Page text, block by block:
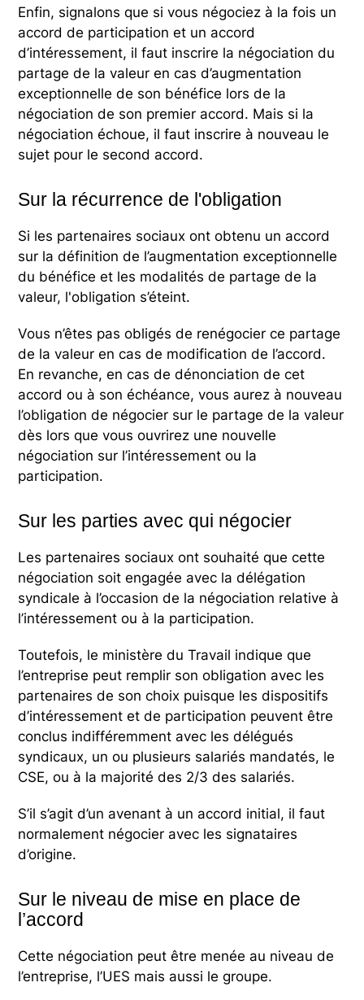
Enfin, signalons que si vous négociez à la fois un
accord de participation et un accord
d’intéressement, il faut inscrire la négociation du
partage de la valeur en cas d’augmentation
exceptionnelle de son bénéfice lors de la
négociation de son premier accord. Mais si la
négociation échoue, il faut inscrire à nouveau le
sujet pour le second accord.
Sur la récurrence de l'obligation
Si les partenaires sociaux ont obtenu un accord
sur la définition de l’augmentation exceptionnelle
du bénéfice et les modalités de partage de la
valeur, l'obligation s’éteint.
Vous n’êtes pas obligés de renégocier ce partage
de la valeur en cas de modification de l’accord.
En revanche, en cas de dénonciation de cet
accord ou à son échéance, vous aurez à nouveau
l’obligation de négocier sur le partage de la valeur
dès lors que vous ouvrirez une nouvelle
négociation sur l’intéressement ou la
participation.
Sur les parties avec qui négocier
Les partenaires sociaux ont souhaité que cette
négociation soit engagée avec la délégation
syndicale à l’occasion de la négociation relative à
l’intéressement ou à la participation.
Toutefois, le ministère du Travail indique que
l’entreprise peut remplir son obligation avec les
partenaires de son choix puisque les dispositifs
d’intéressement et de participation peuvent être
conclus indifféremment avec les délégués
syndicaux, un ou plusieurs salariés mandatés, le
CSE, ou à la majorité des 2/3 des salariés.
S’il s’agit d’un avenant à un accord initial, il faut
normalement négocier avec les signataires
d’origine.
Sur le niveau de mise en place de
l’accord
Cette négociation peut être menée au niveau de
l’entreprise, l’UES mais aussi le groupe.